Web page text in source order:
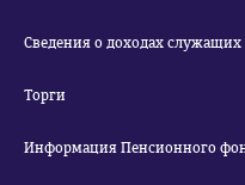
Сведения о доходах служащих
Торги
Информация Пенсионного